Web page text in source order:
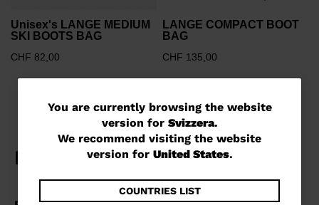
You
are
currently
You are currently browsing the website
version for Svizzera.
We recommend visiting the website
version for United States.
COUNTRIES LIST
Unisex's LANGE MEDIUM
SKI BOOTS BAG
CHF 82,00
LANGE COMPACT BOOT
BAG
CHF 135,00